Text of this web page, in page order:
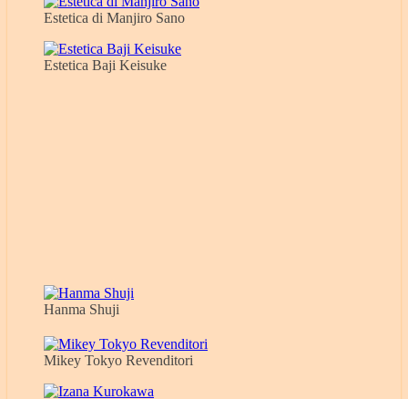
Estetica di Manjiro Sano
Estetica Baji Keisuke
Hanma Shuji
Mikey Tokyo Revenditori